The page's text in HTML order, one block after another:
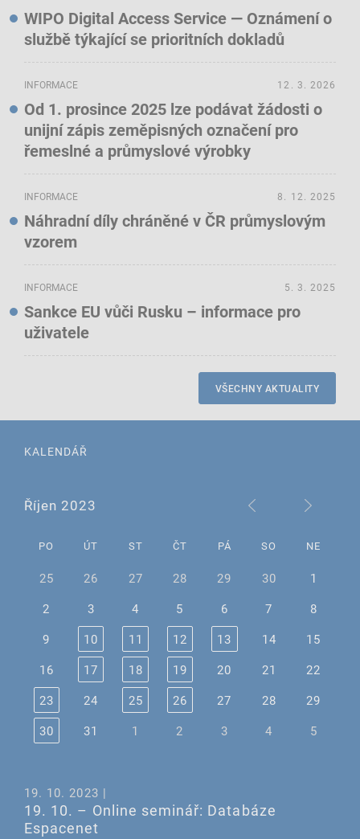
WIPO Digital Access Service — Oznámení o
službě týkající se prioritních dokladů
INFORMACE
Od 1. prosince 2025 lze podávat žádosti o
unijní zápis zeměpisných označení pro
řemeslné a průmyslové výrobky
12. 3. 2026
INFORMACE
Náhradní díly chráněné v ČR průmyslovým
vzorem
8. 12. 2025
INFORMACE
Sankce EU vůči Rusku – informace pro
uživatele
5. 3. 2025
VŠECHNY AKTUALITY
KALENDÁŘ
Říjen 2023
PO ÚT ST ČT PÁ SO NE
25 26 27 28 29 30
1
2
3 4 5 6 7
8
9
10 11 12 13 14
15
16
17 18 19 20 21
22
23
24 25 26 27 28
29
30
31 1 2 3 4 5
19. 10. 2023 |
19. 10. – Online seminář: Databáze
Espacenet